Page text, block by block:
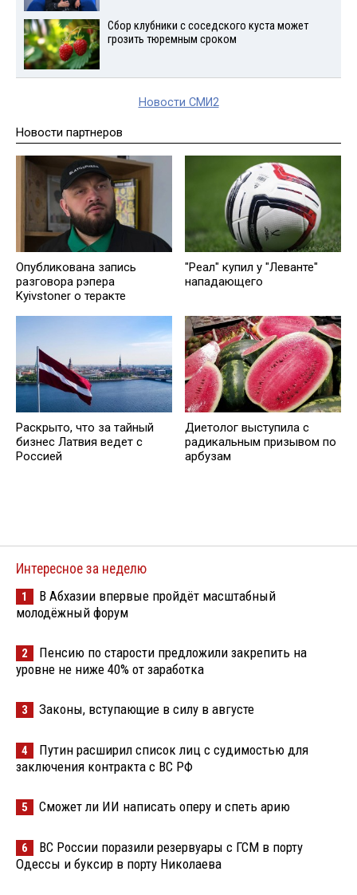
Сбор клубники с соседского куста может
грозить тюремным сроком
Новости СМИ2
Новости партнеров
Опубликована запись
разговора рэпера
Kyivstoner о теракте
"Реал" купил у "Леванте"
нападающего
Раскрыто, что за тайный
бизнес Латвия ведет с
Россией
Диетолог выступила с
радикальным призывом по
арбузам
Интересное за неделю
1
В Абхазии впервые пройдёт масштабный
молодёжный форум
2
Пенсию по старости предложили закрепить на
уровне не ниже 40% от заработка
3 Законы, вступающие в силу в августе
4
Путин расширил список лиц с судимостью для
заключения контракта с ВС РФ
5 Сможет ли ИИ написать оперу и спеть арию
6
ВС России поразили резервуары с ГСМ в порту
Одессы и буксир в порту Николаева